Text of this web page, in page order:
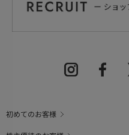
初めてのお客様